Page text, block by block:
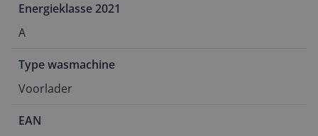
Energieklasse 2021
A
Type wasmachine
Voorlader
EAN